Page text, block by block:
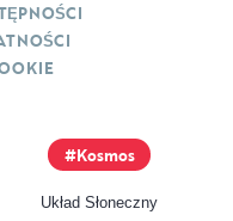
Kosmos
Układ Słoneczny